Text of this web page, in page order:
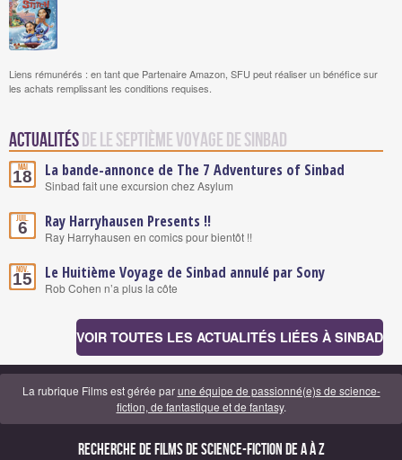
Liens rémunérés : en tant que Partenaire Amazon, SFU peut réaliser un bénéfice sur
les achats remplissant les conditions requises.
Actualités de Le Septième Voyage de Sinbad
Mai
18 La bande-annonce de The 7 Adventures of Sinbad
Sinbad fait une excursion chez Asylum
Juil.
6 Ray Harryhausen Presents !!
Ray Harryhausen en comics pour bientôt !!
Nov.
15 Le Huitième Voyage de Sinbad annulé par Sony
Rob Cohen n’a plus la côte
VOIR TOUTES LES ACTUALITÉS LIÉES À SINBAD
La rubrique Films est gérée parune équipe de passionné(e)s de science-
fiction, de fantastique et de fantasy.
Recherche de Films de science-fiction de A à Z